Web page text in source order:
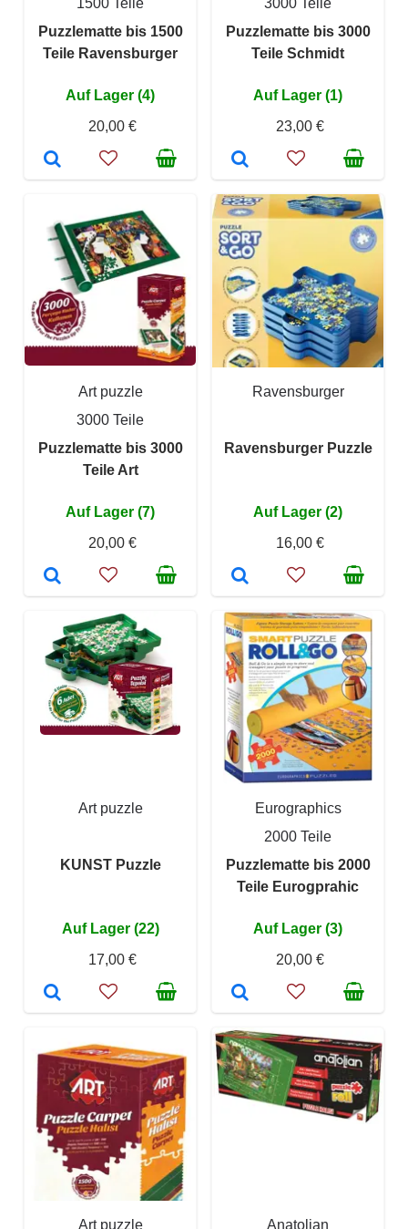
Puzzlematte bis 1500
Teile Ravensburger
Auf Lager (4)
20,00 €
Puzzlematte bis 3000
Teile Schmidt
Auf Lager (1)
23,00 €
Art puzzle
3000 Teile
Puzzlematte bis 3000
Teile Art
Auf Lager (7)
20,00 €
Ravensburger
Ravensburger Puzzle
Auf Lager (2)
16,00 €
Art puzzle
KUNST Puzzle
Auf Lager (22)
17,00 €
Eurographics
2000 Teile
Puzzlematte bis 2000
Teile Eurogprahic
Auf Lager (3)
20,00 €
Art puzzle
Anatolian